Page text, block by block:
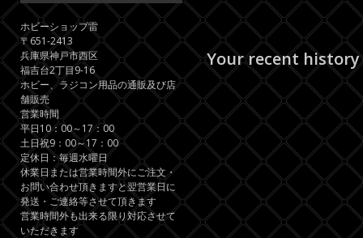
Your recent history
ホビーショップ雷
〒651-2413
兵庫県神戸市西区
福吉台2丁目9-16
ホビー、ラジコン用品の通販及び店
舗販売
営業時間
平日10：00～17：00
土日祝9：00～17：00
定休日：毎週水曜日
休業日または営業時間外にご注文・
お問い合わせ頂きますと翌営業日に
発送・ご連絡等させて頂きます
営業時間外も出来る限り対応させて
いただきます